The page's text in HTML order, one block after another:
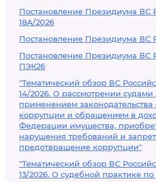
Постановление Президиума ВС
18А/2026
Постановление Президиума ВС
Постановление Президиума ВС
ПЭК26
"Тематический обзор ВС
14/2026. О рассмотрении судами
применением законодательства
коррупции и обращением в
Федерации имущества,
нарушения требований и
предотвращение коррупции"
"Тематический обзор ВС
13/2026. О судебной практике